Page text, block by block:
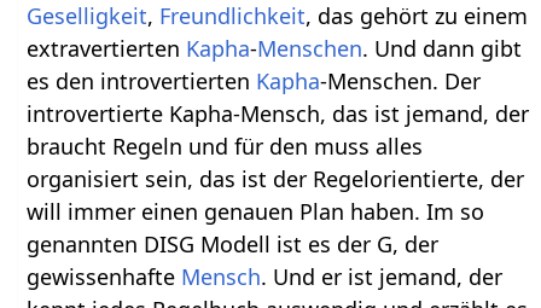
Geselligkeit, Freundlichkeit, das gehört zu einem
extravertierten Kapha-Menschen. Und dann gibt
es den introvertierten Kapha-Menschen. Der
introvertierte Kapha-Mensch, das ist jemand, der
braucht Regeln und für den muss alles
organisiert sein, das ist der Regelorientierte, der
will immer einen genauen Plan haben. Im so
genannten DISG Modell ist es der G, der
gewissenhafte Mensch. Und er ist jemand, der